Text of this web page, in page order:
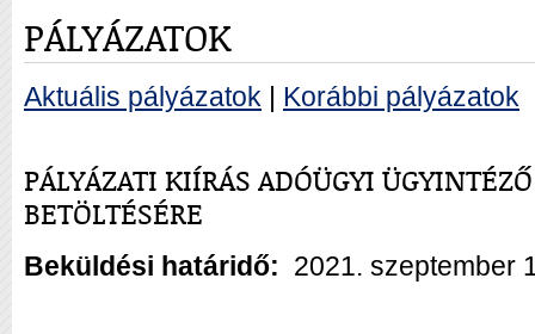
PÁLYÁZATOK
Aktuális pályázatok Korábbi pályázatok
PÁLYÁZATI KIÍRÁS ADÓÜGYI
BETÖLTÉSÉRE
Beküldési határidő: 2021. szeptember